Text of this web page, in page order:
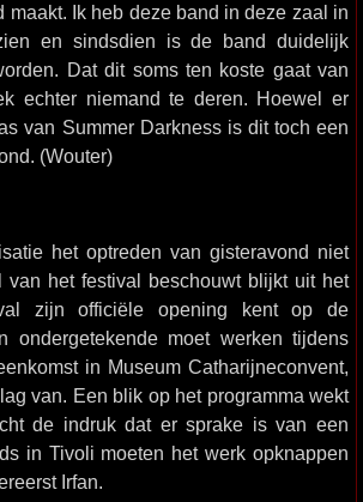
maakt. Ik heb deze band in deze zaal in
en sindsdien is de band duidelijk
Dat dit soms ten koste gaat van
echter niemand te deren. Hoewel er
van Summer Darkness is dit toch een
(Wouter)
het optreden van gisteravond niet
van het festival beschouwt blijkt uit het
zijn officiële opening kent op de
ondergetekende moet werken tijdens
in Museum Catharijneconvent,
van. Een blik op het programma wekt
de indruk dat er sprake is van een
in Tivoli moeten het werk opknappen
Irfan.